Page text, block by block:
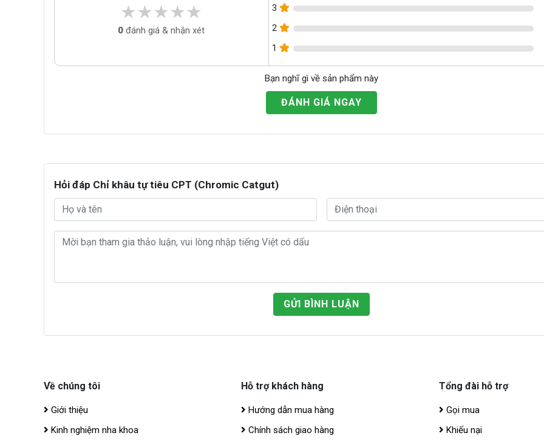
★★★★★
★★★★★
0 đánh giá & nhận xét
3
2
1
Bạn nghĩ gì về sản phẩm này
ĐÁNH GIÁ NGAY
Hỏi đáp Chỉ khâu tự tiêu CPT (Chromic Catgut)
GỬI BÌNH LUẬN
Về chúng tôi
Giới thiệu
Kinh nghiệm nha khoa
Hỗ trợ khách hàng
Hướng dẫn mua hàng
Chính sách giao hàng
Tổng đài hỗ trợ
Gọi mua
Khiếu nại